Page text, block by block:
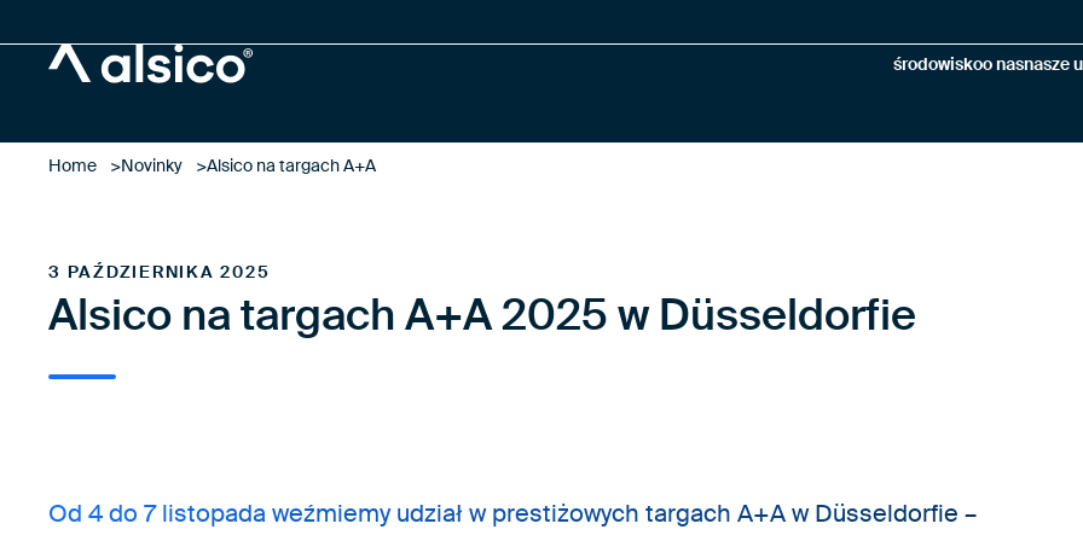
środowiskoo nasnasze
Home Novinky Alsico na targach A+A
3 PAŹDZIERNIKA 2025
Alsico na targach A+A 2025 w Düsseldorfie
Od 4 do 7 listopada weźmiemy udział w prestiżowych targach A+A w Düsseldorfie –